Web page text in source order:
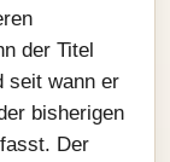
der Titel
seit wann er
bisherigen
Der